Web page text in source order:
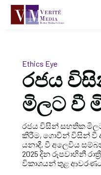
Ethics Eye
රජය
මිලට වී
රජය විසින් සහතික
කිරීම, ගොවීන් විසින් වී
යනාදී, වී අලෙවිය
2025 දින රූපවාහිනී
විකාශයන් තුළ